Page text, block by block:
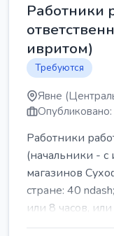
Работники
ивритом)
Требуются
Явне
Работники
(начальники -
магазинов
стране: 40
или 8 часов, или